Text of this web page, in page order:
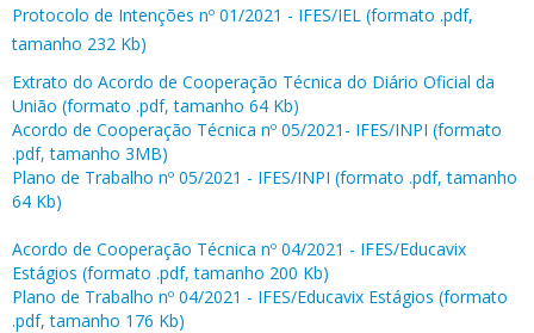
Protocolo de Intenções nº 01/2021 - IFES/IEL (formato .pdf,
tamanho 232 Kb)
Extrato do Acordo de Cooperação Técnica do Diário Oficial da
União (formato .pdf, tamanho 64 Kb)
Acordo de Cooperação Técnica nº 05/2021- IFES/INPI (formato
.pdf, tamanho 3MB)
Plano de Trabalho nº 05/2021 - IFES/INPI (formato .pdf, tamanho
64 Kb)
Acordo de Cooperação Técnica nº 04/2021 - IFES/Educavix
Estágios (formato .pdf, tamanho 200 Kb)
Plano de Trabalho nº 04/2021 - IFES/Educavix Estágios (formato
.pdf, tamanho 176 Kb)